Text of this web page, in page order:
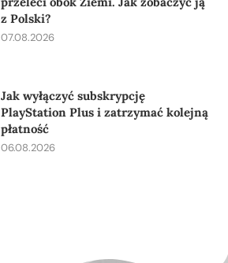
z Polski?
07.08.2026
Jak wyłączyć subskrypcję
PlayStation Plus i zatrzymać kolejną
płatność
06.08.2026